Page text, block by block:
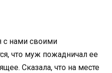
с нами своими
что муж пожадничал ее
Сказала, что на месте